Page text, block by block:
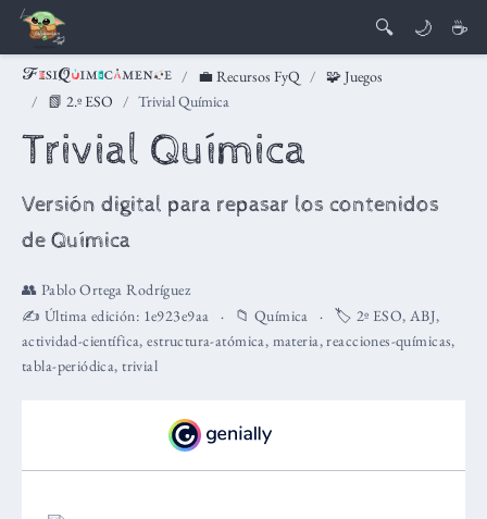
🔍 🌙 ☕
💼 Recursos FyQ
🧩 Juegos
📗 2.º ESO
Trivial Química
Trivial Química
Versión digital para repasar los contenidos
de Química
👥 Pablo Ortega Rodríguez
✍️ Última edición: 1e923e9aa 📁 Química 🏷️ 2º ESO, ABJ,
actividad-científica,estructura-atómica, materia,reacciones-químicas,
tabla-periódica,trivial